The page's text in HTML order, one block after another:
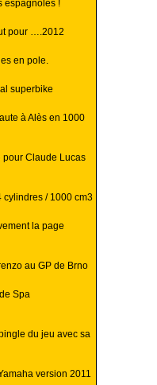
espagnoles !
pour ….2012
en pole.
superbike
à Alès en 1000
pour Claude Lucas
cylindres / 1000 cm3
la page
au GP de Brno
Spa
du jeu avec sa
version 2011